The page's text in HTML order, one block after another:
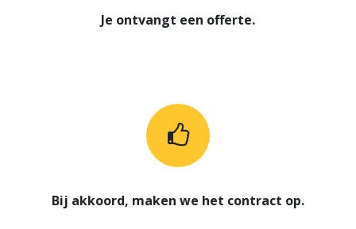
Je ontvangt een offerte.
Bij akkoord, maken we het contract op.